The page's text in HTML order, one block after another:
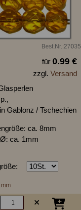
Best.Nr.:27035
für 0.99 €
zzgl. Versand
Gablonz / Tschechien
ca. 8mm
ca. 1mm